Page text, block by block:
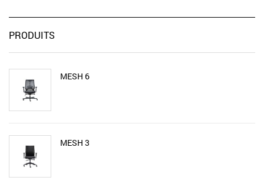
PRODUITS
MESH 6
MESH 3